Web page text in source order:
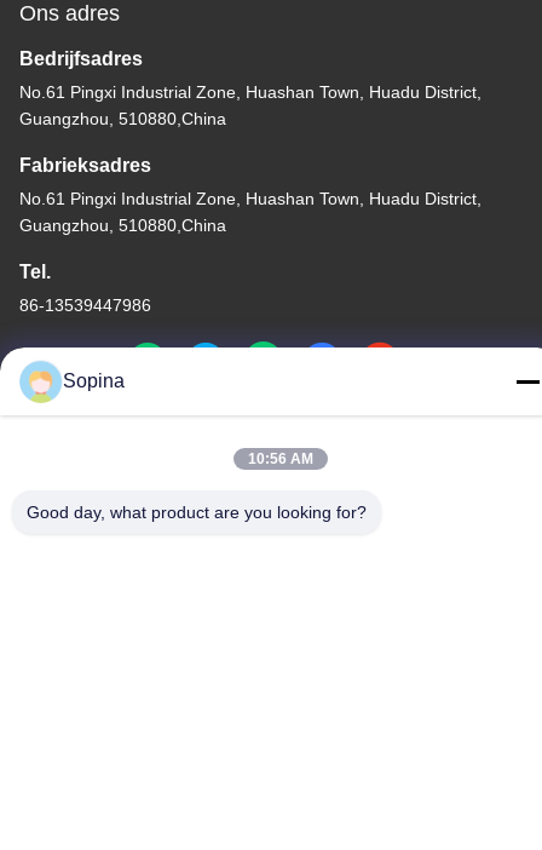
Ons adres
Bedrijfsadres
No.61 Pingxi Industrial Zone, Huashan Town, Huadu District,
Guangzhou, 510880,China
Fabrieksadres
No.61 Pingxi Industrial Zone, Huashan Town, Huadu District,
Guangzhou, 510880,China
Tel.
86-13539447986
De Goede Kwaliteit van China hybride stappenmotor Leverancier.
TECHNOLOGY CO.,LTD . Alle rechten voorbehoudena.
Sopina
10:56 AM
Good day, what product are you looking for?